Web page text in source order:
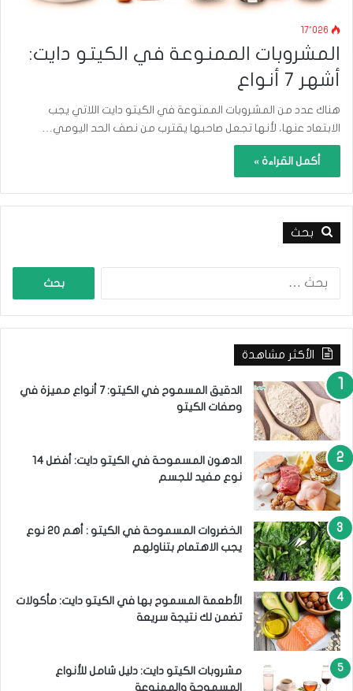
17٬026
المشروبات الممنوعة في الكيتو دايت:
أشهر 7 أنواع
هناك عدد من المشروبات الممنوعة في الكيتو دايت اللاتي يجب
الابتعاد عنها، لأنها تجعل صاحبها يقترب من نصف الحد اليومي…
أكمل القراءة »
بحث
ح
:
الأكثر مشاهدة
الدقيق المسموح في الكيتو: 7 أنواع مميزة في
وصفات الكيتو
الدهون المسموحة في الكيتو دايت: أفضل 14
نوع مفيد للجسم
الخضروات المسموحة في الكيتو : أهم 20 نوع
يجب الاهتمام بتناولهم
الأطعمة المسموح بها في الكيتو دايت: مأكولات
تضمن لك نتيجة سريعة
مشروبات الكيتو دايت: دليل شامل للأنواع
المسموحة والممنوعة